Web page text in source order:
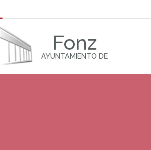
Fonz
AYUNTAMIENTO DE